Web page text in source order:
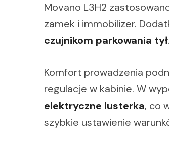
Movano L3H2
zamek i immobilizer.
czujnikom parkowania tył.
Komfort prowadzenia
regulacje w kabinie. W
elektryczne lusterka, co
szybkie ustawienie